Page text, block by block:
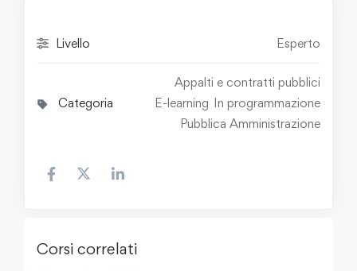
Livello Esperto
Categoria
Appalti e contratti pubblici
E-learning In programmazione
Pubblica Amministrazione
Corsi correlati